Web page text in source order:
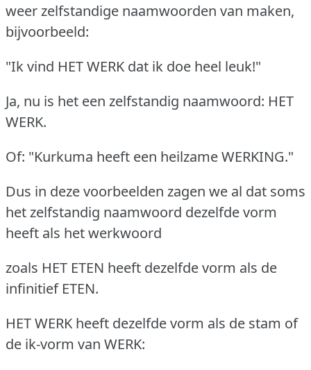
weer zelfstandige naamwoorden van maken,
bijvoorbeeld:
"Ik vind HET WERK dat ik doe heel leuk!"
Ja, nu is het een zelfstandig naamwoord: HET
WERK.
Of: "Kurkuma heeft een heilzame WERKING."
Dus in deze voorbeelden zagen we al dat soms
het zelfstandig naamwoord dezelfde vorm
heeft als het werkwoord
zoals HET ETEN heeft dezelfde vorm als de
infinitief ETEN.
HET WERK heeft dezelfde vorm als de stam of
de ik-vorm van WERK: